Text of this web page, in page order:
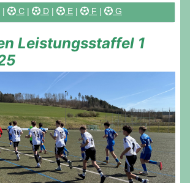
| C | D | E | F | G
Leistungsstaffel 1